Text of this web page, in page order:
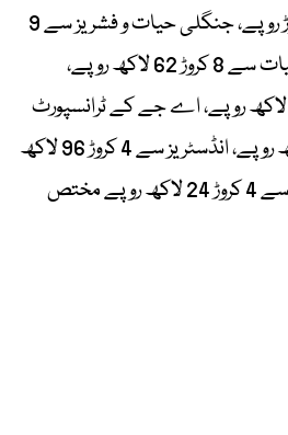
ایڈوانسز سے 1 ارب 80 کروڑ روپے، جنگلی حیات و فشریز سے 9
کروڑ 20 لاکھ روپے، معدنیات سے 8 کروڑ 62 لاکھ روپے،
مذہبی امور سے 7 کروڑ 90 لاکھ روپے، اے جے کے ٹرانسپورٹ
اتھارٹی سے 5 کروڑ 55 لاکھ روپے، انڈسٹریز سے 4 کروڑ 96 لاکھ
50 ہزار روپے، لائیو اسٹاک سے 4 کروڑ 24 لاکھ روپے مختص